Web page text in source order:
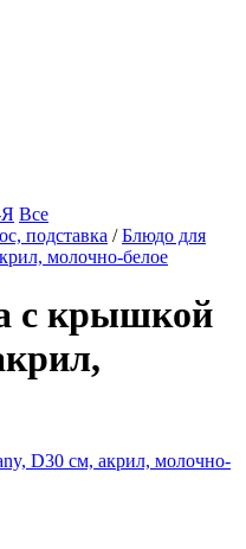
Все
подставка /Блюдо для
молочно-белое
с крышкой